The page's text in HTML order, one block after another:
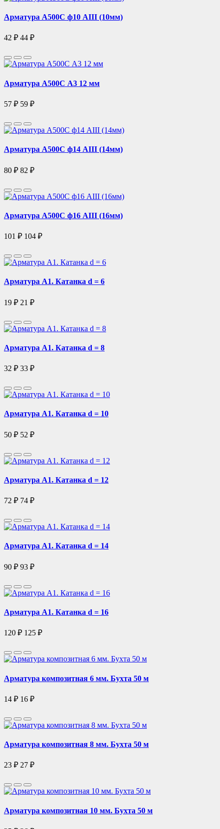
Арматура А500С ф10 АIII (10мм)
42 ₽ 44 ₽
Арматура А500С А3 12 мм
57 ₽ 59 ₽
Арматура А500С ф14 АIII (14мм)
80 ₽ 82 ₽
Арматура А500С ф16 АIII (16мм)
101 ₽ 104 ₽
Арматура А1. Катанка d = 6
19 ₽ 21 ₽
Арматура А1. Катанка d = 8
32 ₽ 33 ₽
Арматура А1. Катанка d = 10
50 ₽ 52 ₽
Арматура А1. Катанка d = 12
72 ₽ 74 ₽
Арматура А1. Катанка d = 14
90 ₽ 93 ₽
Арматура А1. Катанка d = 16
120 ₽ 125 ₽
Арматура композитная 6 мм. Бухта 50 м
14 ₽ 16 ₽
Арматура композитная 8 мм. Бухта 50 м
23 ₽ 27 ₽
Арматура композитная 10 мм. Бухта 50 м